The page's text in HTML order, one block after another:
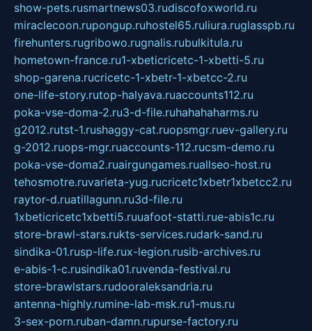
show-pets.rusmartnews03.rudiscofoxworld.ru
miraclecoon.rupongup.ruhostel65.ruliura.ruglasspb.ru
firehunters.rugribowo.rugnalis.rubulkitula.ru
hometown-france.ru1-xbeticricetc-1-xbetti-5.ru
shop-garena.rucricetc-1-xbetr-1-xbetcc-2.ru
one-life-story.rutop-halyava.ruaccounts112.ru
poka-vse-doma-2.ru3-d-file.ruhahahaharms.ru
g2012.rutst-1.rushaggy-cat.ruopsmgr.ruev-gallery.ru
g-2012.ruops-mgr.ruaccounts-112.rucsm-demo.ru
poka-vse-doma2.ruairgungames.ruallseo-host.ru
tehosmotre.ruvarieta-yug.rucricetc1xbetr1xbetcc2.ru
raytor-d.ruatillagunn.ru3d-file.ru
1xbeticricetc1xbetti5.ruuafoot-statti.rue-abis1c.ru
store-brawl-stars.rukts-services.rudark-sand.ru
sindika-01.rusp-life.rux-legion.rusib-archives.ru
e-abis-1-c.rusindika01.ruvenda-festival.ru
store-brawlstars.rudooraleksandria.ru
antenna-highly.rumine-lab-msk.ru1-mus.ru
3-sex-porn.ruban-damn.rupurse-factory.ru